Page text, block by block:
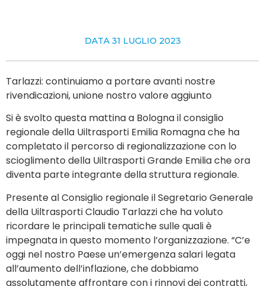
DATA 31 LUGLIO 2023
Tarlazzi: continuiamo a portare avanti nostre
rivendicazioni, unione nostro valore aggiunto
Si è svolto questa mattina a Bologna il consiglio
regionale della Uiltrasporti Emilia Romagna che ha
completato il percorso di regionalizzazione con lo
scioglimento della Uiltrasporti Grande Emilia che ora
diventa parte integrante della struttura regionale.
Presente al Consiglio regionale il Segretario Generale
della Uiltrasporti Claudio Tarlazzi che ha voluto
ricordare le principali tematiche sulle quali è
impegnata in questo momento l’organizzazione. “C’e
oggi nel nostro Paese un’emergenza salari legata
all’aumento dell’inflazione, che dobbiamo
assolutamente affrontare con i rinnovi dei contratti,